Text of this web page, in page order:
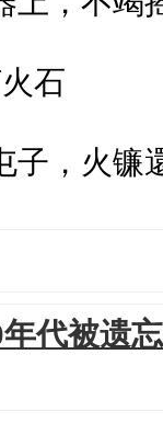
石
子，火镰
年代被遗